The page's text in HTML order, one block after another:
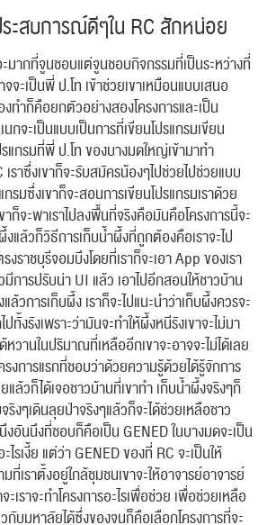
ะสบการณ์ดีๆใน RC สักหน่อย
มากที่จูนชอบแต่จูนชอบกิจกรรมที่เป็นระหว่างที่
จะเป็นพี่ ป.โท เข้าช่วยเขาเหมือนแบบเสนอ
งทำก็คือยกตัวอย่างสองโครงการและเป็น
กจะเป็นแบบเป็นการที่เขียนโปรแกรมเขียน
แกรมที่พี่ ป.โท ของบางมดใหญ่เข้ามาทำ
ราซึ่งเขาก็จะรับสมัครน้องๆไปช่วยไปช่วยแบบ
รมซึ่งเขาก็จะสอนการเขียนโปรแกรมเราด้วย
าก็จะพาเราไปลงพื้นที่จริงคือมันคือโครงการนี้จะ
งแล้วก็วิธีการเก็บน้ำผึ้งที่ถูกต้องคือเราจะไป
ราชบุรีจอมบึงโดยที่เราก็จะเอา App ของเรา
การปรับน่า UI แล้ว เอาไปอีกสอนให้ชาวบ้าน
ล้วการเก็บผึ้ง เราก็จะไปแนะนำว่าเก็บผึ้งควรจะ
ทั้งรังเพราะว่ามันจะทำให้ผึ้งหนีรังเขาจะไม่มา
หวานในปริมาณที่เหลืออีกเขาจะอาจจะไม่ได้เลย
รงการแรกที่ชอบว่าด้วยความรู้ด้วยได้รู้จักการ
แล้วก็ได้เจอชาวบ้านที่เขาทำ เก็บน้ำผึ้งจริงๆก็
ริงๆเดินลุยป่าจริงๆแล้วก็จะได้ช่วยเหลือชาว
อันนึงที่ชอบก็คือเป็น GENED ในบางมดจะเป็น
ไรเงี้ย แต่ว่า GENED ของที่ RC จะเป็นให้
ที่เราตั้งอยู่ใกล้ชุมชนเขาจะให้อาจารย์อาจารย์
ะเราจะทำโครงการอะไรเพื่อช่วย เพื่อช่วยเหลือ
บมหาลัยได้ซึ่งของจูนก็คือเลือกโครงการที่จะ